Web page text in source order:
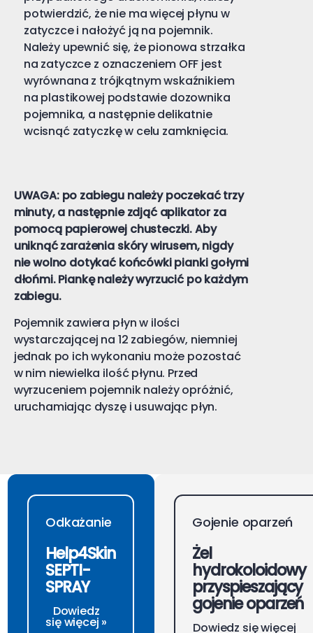
potwierdzić, że nie ma więcej płynu w
zatyczce i nałożyć ją na pojemnik.
Należy upewnić się, że pionowa strzałka
na zatyczce z oznaczeniem OFF jest
wyrównana z trójkątnym wskaźnikiem
na plastikowej podstawie dozownika
pojemnika, a następnie delikatnie
wcisnąć zatyczkę w celu zamknięcia.
UWAGA: po zabiegu należy poczekać trzy
minuty, a następnie zdjąć aplikator za
pomocą papierowej chusteczki. Aby
uniknąć zarażenia skóry wirusem, nigdy
nie wolno dotykać końcówki pianki gołymi
dłońmi. Piankę należy wyrzucić po każdym
zabiegu.
Pojemnik zawiera płyn w ilości
wystarczającej na 12 zabiegów, niemniej
jednak po ich wykonaniu może pozostać
w nim niewielka ilość płynu. Przed
wyrzuceniem pojemnik należy opróżnić,
uruchamiając dyszę i usuwając płyn.
Odkażanie
Help4Skin
SEPTI-
SPRAY
Dowiedz
się więcej »
Gojenie oparzeń
Żel
hydrokoloidowy
przyspieszający
gojenie oparzeń
Dowiedz się więcej